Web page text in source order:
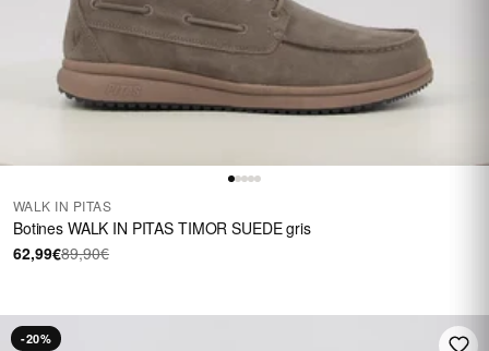
WALK IN PITAS
Botines WALK IN PITAS TIMOR SUEDE gris
62,99€89,90€
-20%